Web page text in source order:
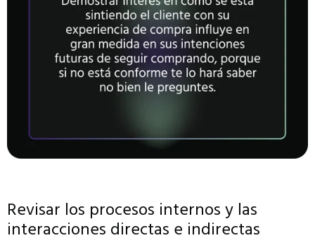
Revisar los procesos internos y las
interacciones directas e indirectas